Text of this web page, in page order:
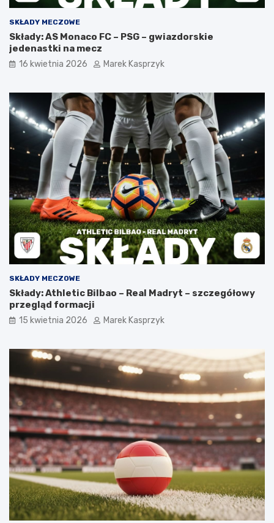
SKŁADY MECZOWE
Składy: AS Monaco FC – PSG – gwiazdorskie
jedenastki na mecz
16 kwietnia 2026 Marek Kasprzyk
SKŁADY MECZOWE
Składy: Athletic Bilbao – Real Madryt – szczegółowy
przegląd formacji
15 kwietnia 2026 Marek Kasprzyk